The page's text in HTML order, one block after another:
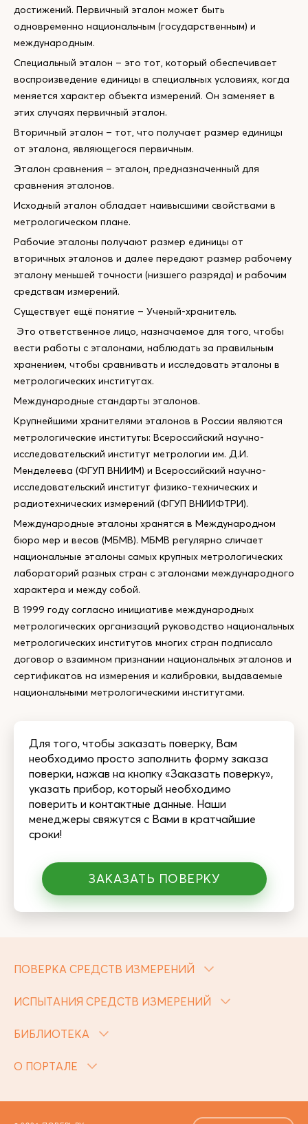
достижений. Первичный эталон может быть
одновременно национальным (государственным) и
международным.
Специальный эталон – это тот, который обеспечивает
воспроизведение единицы в специальных условиях, когда
меняется характер объекта измерений. Он заменяет в
этих случаях первичный эталон.
Вторичный эталон – тот, что получает размер единицы
от эталона, являющегося первичным.
Эталон сравнения – эталон, предназначенный для
сравнения эталонов.
Исходный эталон обладает наивысшими свойствами в
метрологическом плане.
Рабочие эталоны получают размер единицы от
вторичных эталонов и далее передают размер рабочему
эталону меньшей точности (низшего разряда) и рабочим
средствам измерений.
Существует ещё понятие – Ученый-хранитель.
Это ответственное лицо, назначаемое для того, чтобы
вести работы с эталонами, наблюдать за правильным
хранением, чтобы сравнивать и исследовать эталоны в
метрологических институтах.
Международные стандарты эталонов.
Крупнейшими хранителями эталонов в России являются
метрологические институты: Всероссийский научно-
исследовательский институт метрологии им. Д.И.
Менделеева (ФГУП ВНИИМ) и Всероссийский научно-
исследовательский институт физико-технических и
радиотехнических измерений (ФГУП ВНИИФТРИ).
Международные эталоны хранятся в Международном
бюро мер и весов (МБМВ). МБМВ регулярно сличает
национальные эталоны самых крупных метрологических
лабораторий разных стран с эталонами международного
характера и между собой.
В 1999 году согласно инициативе международных
метрологических организаций руководство национальных
метрологических институтов многих стран подписало
договор о взаимном признании национальных эталонов и
сертификатов на измерения и калибровки, выдаваемые
национальными метрологическими институтами.
Для того, чтобы заказать поверку, Вам
необходимо просто заполнить форму заказа
поверки, нажав на кнопку «Заказать поверку»,
указать прибор, который необходимо
поверить и контактные данные. Наши
менеджеры свяжутся с Вами в кратчайшие
сроки!
ЗАКАЗАТЬ ПОВЕРКУ
ПОВЕРКА СРЕДСТВ ИЗМЕРЕНИЙ
ИСПЫТАНИЯ СРЕДСТВ ИЗМЕРЕНИЙ
БИБЛИОТЕКА
О ПОРТАЛЕ